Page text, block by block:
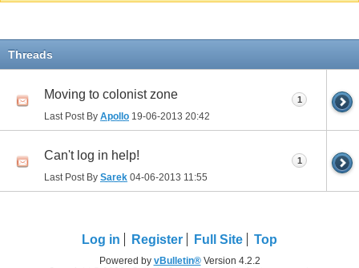
Threads
Moving to colonist zone
Last Post By Apollo 19-06-2013 20:42
1
Can't log in help!
Last Post By Sarek 04-06-2013 11:55
1
Log in Register Full Site Top
Powered by vBulletin®Version 4.2.2